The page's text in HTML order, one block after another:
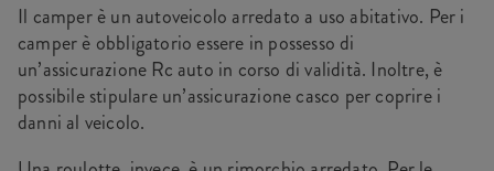
Il camper è un autoveicolo arredato a uso abitativo. Per i
camper è obbligatorio essere in possesso di
un’assicurazione Rc auto in corso di validità. Inoltre, è
possibile stipulare un’assicurazione casco per coprire i
danni al veicolo.